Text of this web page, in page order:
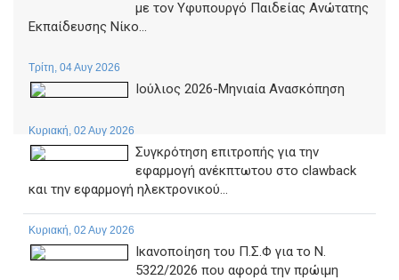
με τον Υφυπουργό Παιδείας Ανώτατης
Εκπαίδευσης Νίκο...
Τρίτη, 04 Αυγ 2026
Ιούλιος 2026-Μηνιαία Ανασκόπηση
Κυριακή, 02 Αυγ 2026
Συγκρότηση επιτροπής για την
εφαρμογή ανέκπτωτου στο clawback
και την εφαρμογή ηλεκτρονικού...
Κυριακή, 02 Αυγ 2026
Ικανοποίηση του Π.Σ.Φ για το Ν.
5322/2026 που αφορά την πρώιμη